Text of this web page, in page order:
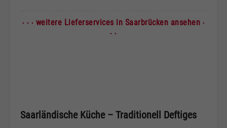
· · · weitere Lieferservices in Saarbrücken ansehen ·
· ·
Saarländische Küche – Traditionell Deftiges